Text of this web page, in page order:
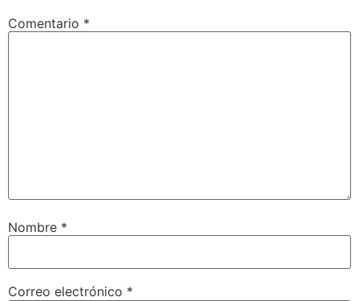
Comentario *
Nombre *
Correo electrónico *